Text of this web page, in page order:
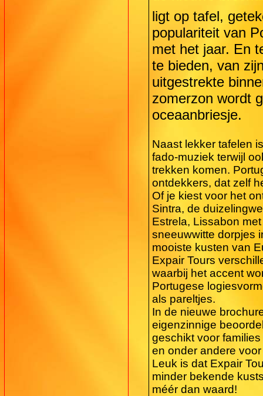
ligt op tafel,
populariteit van
met het jaar. En
te bieden, van
uitgestrekte
zomerzon wordt
oceaanbriesje.
Naast lekker tafelen
fado-muziek terwijl
trekken komen.
ontdekkers, dat zelf
Of je kiest voor het
Sintra, de
Estrela, Lissabon
sneeuwwitte dorpjes
mooiste kusten van
Expair Tours
waarbij het accent
Portugese
als pareltjes.
In de nieuwe
eigenzinnige
geschikt voor
en onder andere
Leuk is dat Expair
minder bekende
méér dan waard!